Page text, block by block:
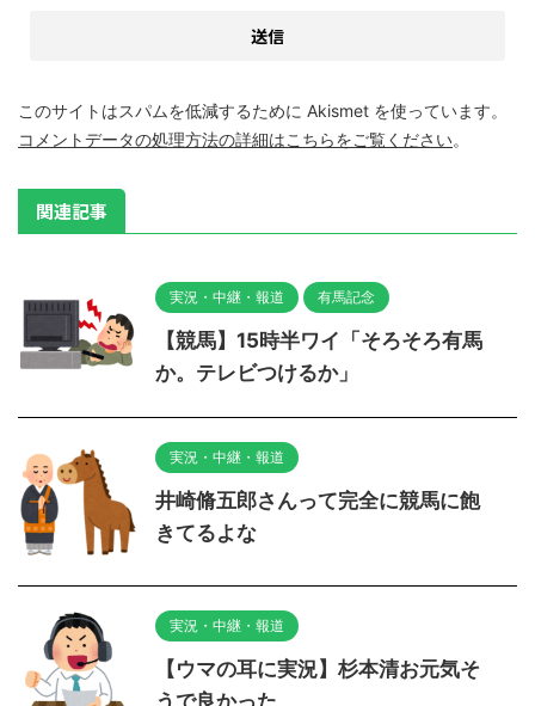
このサイトはスパムを低減するために Akismet を使っています。
コメントデータの処理方法の詳細はこちらをご覧ください。
関連記事
実況・中継・報道 有馬記念
【競馬】15時半ワイ「そろそろ有馬
か。テレビつけるか」
実況・中継・報道
井崎脩五郎さんって完全に競馬に飽
きてるよな
実況・中継・報道
【ウマの耳に実況】杉本清お元気そ
うで良かった